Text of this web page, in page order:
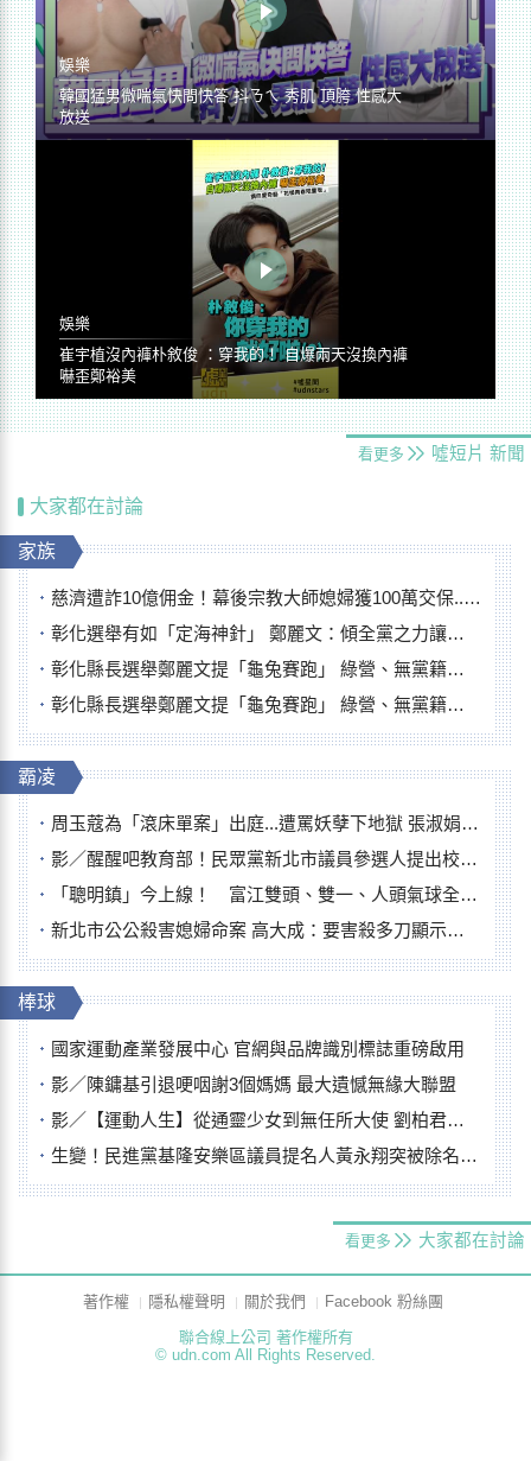
娛樂
韓國猛男微喘氣快問快答 抖ㄋㄟ 秀肌 頂胯 性感大
放送
娛樂
崔宇植沒內褲朴敘俊 ：穿我的！ 自爆兩天沒換內褲
嚇歪鄭裕美
看更多 噓短片 新聞
大家都在討論
家族
慈濟遭詐10億佣金！幕後宗教大師媳婦獲100萬交保...快步奔離不發一語
彰化選舉有如「定海神針」 鄭麗文：傾全黨之力讓彰化贏
彰化縣長選舉鄭麗文提「龜兔賽跑」 綠營、無黨籍忙否認是烏龜
彰化縣長選舉鄭麗文提「龜兔賽跑」 綠營、無黨籍忙否認是烏龜
霸凌
周玉蔻為「滾床單案」出庭...遭罵妖孽下地獄 張淑娟批：舌頭殺人有罪
影／醒醒吧教育部！民眾黨新北市議員參選人提出校園反毒防線升級政見
「聰明鎮」今上線！ 富江雙頭、雙一、人頭氣球全登場
新北市公公殺害媳婦命案 高大成：要害殺多刀顯示怨恨深
棒球
國家運動產業發展中心 官網與品牌識別標誌重磅啟用
影／陳鏞基引退哽咽謝3個媽媽 最大遺憾無緣大聯盟
影／【運動人生】從通靈少女到無任所大使 劉柏君女裁判人生國際發光
生變！民進黨基隆安樂區議員提名人黃永翔突被除名 將另提他人
看更多 大家都在討論
著作權 隱私權聲明 關於我們
Facebook 粉絲團
聯合線上公司 著作權所有
© udn.com All Rights Reserved.